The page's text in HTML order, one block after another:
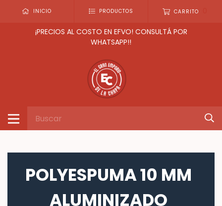
INICIO PRODUCTOS CARRITO
¡PRECIOS AL COSTO EN EFVO! CONSULTÁ POR
WHATSAPP!!
POLYESPUMA 10 MM
ALUMINIZADO